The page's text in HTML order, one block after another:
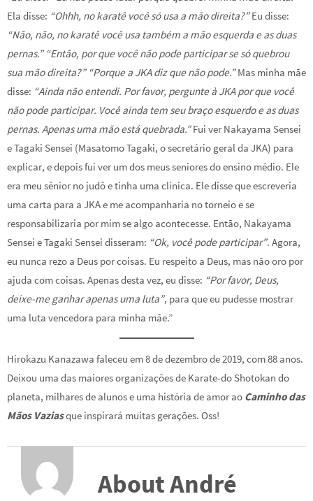
Ela disse: “Ohhh, no karatê você só usa a mão direita?”Eu disse:
“Não, não, no karatê você usa também a mão esquerda e as duas
pernas.” “Então, por que você não pode participar se só quebrou
sua mão direita?” “Porque a JKA diz que não pode.”Mas minha mãe
disse: “Ainda não entendi. Por favor, pergunte à JKA por que você
não pode participar. Você ainda tem seu braço esquerdo e as duas
pernas. Apenas uma mão está quebrada.”Fui ver Nakayama Sensei
e Tagaki Sensei (Masatomo Tagaki, o secretário geral da JKA) para
explicar, e depois fui ver um dos meus seniores do ensino médio. Ele
era meu sênior no judô e tinha uma clínica. Ele disse que escreveria
uma carta para a JKA e me acompanharia no torneio e se
responsabilizaria por mim se algo acontecesse. Então, Nakayama
Sensei e Tagaki Sensei disseram: “Ok, você pode participar”. Agora,
eu nunca rezo a Deus por coisas. Eu respeito a Deus, mas não oro por
ajuda com coisas. Apenas desta vez, eu disse: “Por favor, Deus,
deixe-me ganhar apenas uma luta”, para que eu pudesse mostrar
uma luta vencedora para minha mãe.”
Hirokazu Kanazawa faleceu em 8 de dezembro de 2019, com 88 anos.
Deixou uma das maiores organizações de Karate-do Shotokan do
planeta, milhares de alunos e uma história de amor ao Caminho das
Mãos Vaziasque inspirará muitas gerações. Oss!
About André